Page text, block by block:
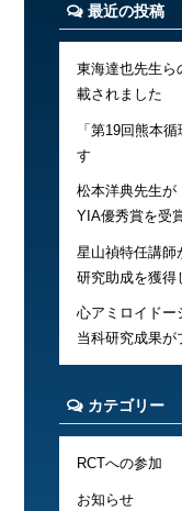
最近の投稿
東海達也先生ら
載されました
「第19回熊本
す
松本洋典先生が
YIA優秀賞を受
星山禎特任講師
研究助成を獲得
心アミロイドー
当科研究成果が
カテゴリー
RCTへの参加
お知らせ